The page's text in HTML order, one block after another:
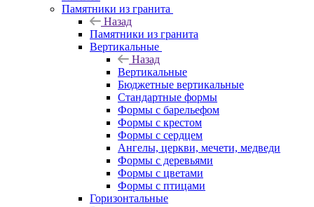
Памятники из гранита
Назад
Памятники из гранита
Вертикальные
Назад
Вертикальные
Бюджетные вертикальные
Стандартные формы
Формы с барельефом
Формы с крестом
Формы с сердцем
Ангелы, церкви, мечети, медведи
Формы с деревьями
Формы с цветами
Формы с птицами
Горизонтальные